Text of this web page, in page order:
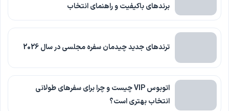
برندهای باکیفیت و راهنمای انتخاب
ترندهای جدید چیدمان سفره مجلسی در سال 2026
اتوبوس VIP چیست و چرا برای سفرهای طولانی
انتخاب بهتری است؟